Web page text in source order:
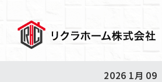
2026 1月 09